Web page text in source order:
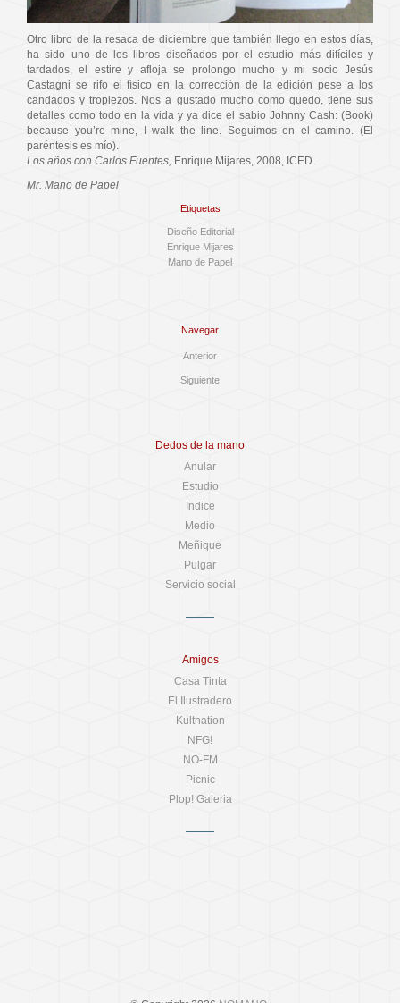
Otro libro de la resaca de diciembre que también llego en estos días,
ha sido uno de los libros diseñados por el estudio más difíciles y
tardados, el estire y afloja se prolongo mucho y mi socio Jesús
Castagni se rifo el físico en la corrección de la edición pese a los
candados y tropiezos. Nos a gustado mucho como quedo, tiene sus
detalles como todo en la vida y ya dice el sabio Johnny Cash: (Book)
because you’re mine, I walk the line. Seguimos en el camino. (El
paréntesis es mío).
Los años con Carlos Fuentes,
Enrique Mijares, 2008, ICED.
Mr. Mano de Papel
Etiquetas
Diseño Editorial
Enrique Mijares
Mano de Papel
Navegar
Anterior
Siguiente
Dedos de la mano
Anular
Estudio
Indice
Medio
Meñique
Pulgar
Servicio social
Amigos
Casa Tinta
El Ilustradero
Kultnation
NFG!
NO-FM
Picnic
Plop! Galeria